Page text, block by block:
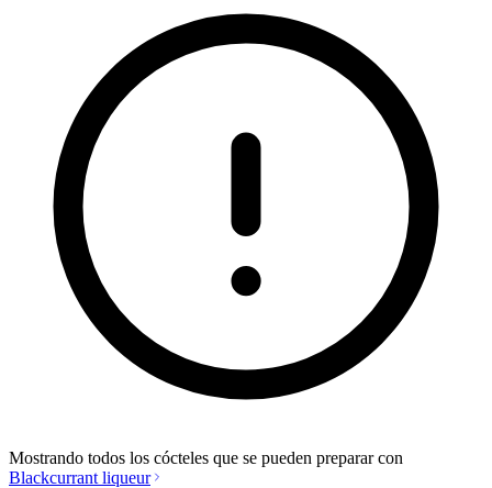
Mostrando todos los cócteles que se pueden preparar con
Blackcurrant liqueur